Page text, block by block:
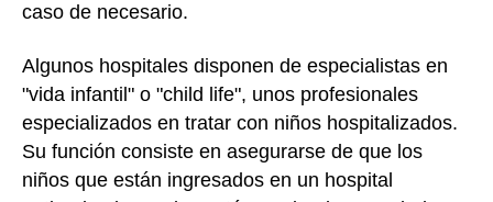
caso de necesario.
Algunos hospitales disponen de especialistas en
"vida infantil" o "child life", unos profesionales
especializados en tratar con niños hospitalizados.
Su función consiste en asegurarse de que los
niños que están ingresados en un hospital